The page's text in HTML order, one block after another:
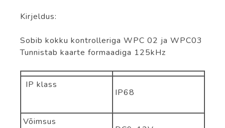
Kirjeldus:
Sobib kokku kontrolleriga WPC 02 ja WPC03
Tunnistab kaarte formaadiga 125kHz
IP klass
IP68
Võimsus